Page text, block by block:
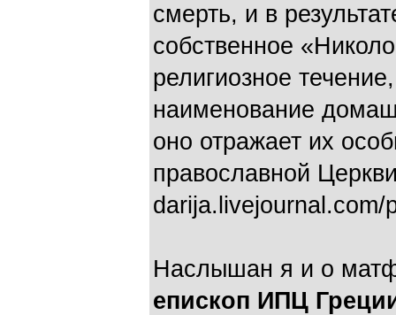
смерть, и в
собственное
религиозное
наименование
оно отражает их
православной
darija.livejournal.com/
Наслышан я и о
епископ ИПЦ